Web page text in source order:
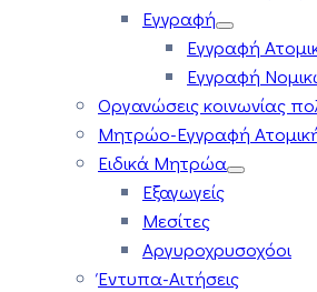
Εγγραφή
Εγγραφή
Εγγραφή
Οργανώσεις κοινωνίας
Μητρώο-Εγγραφή
Ειδικά Μητρώα
Εξαγωγείς
Μεσίτες
Αργυροχρυσοχόοι
Έντυπα-Αιτήσεις